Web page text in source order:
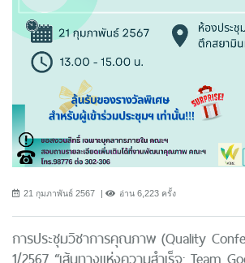
21 กุมภาพันธ์ 2567 อ่าน 6,223 ครั้ง
การประชุมวิชาการคุณภาพ (Quality